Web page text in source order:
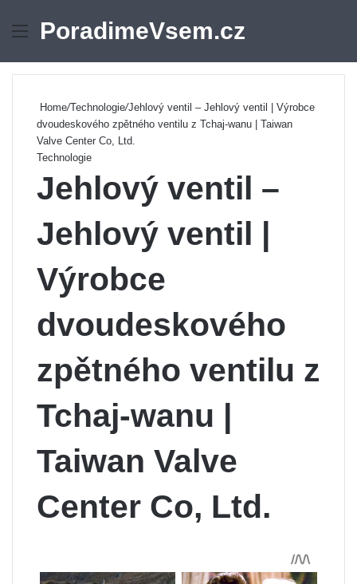
Menu
PoradimeVsem.cz
Home/Technologie/Jehlový ventil – Jehlový ventil | Výrobce
dvoudeskového zpětného ventilu z Tchaj-wanu | Taiwan
Valve Center Co, Ltd.
Technologie
Jehlový ventil –
Jehlový ventil |
Výrobce
dvoudeskového
zpětného ventilu z
Tchaj-wanu |
Taiwan Valve
Center Co, Ltd.